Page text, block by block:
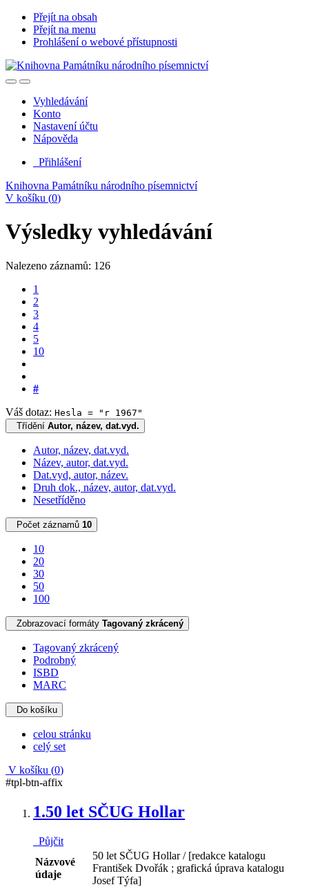
Přejít na obsah
Přejít na menu
Prohlášení o webové přístupnosti
Vyhledávání
Konto
Nastavení účtu
Nápověda
Přihlášení
Knihovna Památníku národního písemnictví
V košíku (0)
Výsledky vyhledávání
Nalezeno záznamů: 126
1
2
3
4
5
10
#
Váš dotaz: Hesla = "r 1967"
Třídění Autor, název, dat.vyd.
Autor, název, dat.vyd.
Název, autor, dat.vyd.
Dat.vyd, autor, název.
Druh dok., název, autor, dat.vyd.
Nesetříděno
Počet záznamů 10
10
20
30
50
100
Zobrazovací formáty Tagovaný zkrácený
Tagovaný zkrácený
Podrobný
ISBD
MARC
Do košíku
celou stránku
celý set
V košíku (0)
#tpl-btn-affix
1.50 let SČUG Hollar
Půjčit
Názvové
údaje
50 let SČUG Hollar / [redakce katalogu
František Dvořák ; grafická úprava katalogu
Josef Týfa]